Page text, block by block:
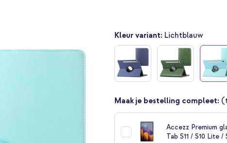
Kleur variant: Lichtblauw
Maak je bestelling compleet:
Accezz Premium
Tab S11 / S10 Lite